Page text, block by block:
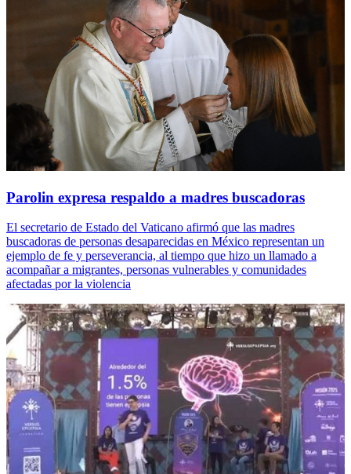
Parolin expresa respaldo a madres buscadoras
El secretario de Estado del Vaticano afirmó que las madres
buscadoras de personas desaparecidas en México representan un
ejemplo de fe y perseverancia, al tiempo que hizo un llamado a
acompañar a migrantes, personas vulnerables y comunidades
afectadas por la violencia